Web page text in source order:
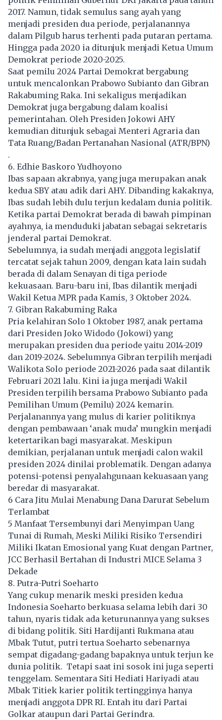
2017. Namun, tidak semulus sang ayah yang
menjadi presiden dua periode, perjalanannya
dalam Pilgub harus terhenti pada putaran pertama.
Hingga pada 2020 ia ditunjuk menjadi Ketua Umum
Demokrat periode 2020-2025.
Saat pemilu 2024 Partai Demokrat bergabung
untuk mencalonkan Prabowo Subianto dan Gibran
Rakabuming Raka. Ini sekaligus menjadikan
Demokrat juga bergabung dalam koalisi
pemerintahan. Oleh Presiden Jokowi AHY
kemudian ditunjuk sebagai Menteri Agraria dan
Tata Ruang/Badan Pertanahan Nasional (ATR/BPN)
.
6. Edhie Baskoro Yudhoyono
Ibas sapaan akrabnya, yang juga merupakan anak
kedua SBY atau adik dari AHY. Dibanding kakaknya,
Ibas sudah lebih dulu terjun kedalam dunia politik.
Ketika partai Demokrat berada di bawah pimpinan
ayahnya, ia menduduki jabatan sebagai sekretaris
jenderal partai Demokrat.
Sebelumnya, ia sudah menjadi anggota legislatif
tercatat sejak tahun 2009, dengan kata lain sudah
berada di dalam Senayan di tiga periode
kekuasaan. Baru-baru ini, Ibas dilantik menjadi
Wakil Ketua MPR pada Kamis, 3 Oktober 2024.
7. Gibran Rakabuming Raka
Pria kelahiran Solo 1 Oktober 1987, anak pertama
dari Presiden Joko Widodo (Jokowi) yang
merupakan presiden dua periode yaitu 2014-2019
dan 2019-2024. Sebelumnya Gibran terpilih menjadi
Walikota Solo periode 2021-2026 pada saat dilantik
Februari 2021 lalu. Kini ia juga menjadi Wakil
Presiden terpilih bersama Prabowo Subianto pada
Pemilihan Umum (Pemilu) 2024 kemarin.
Perjalanannya yang mulus di karier politiknya
dengan pembawaan ‘anak muda’ mungkin menjadi
ketertarikan bagi masyarakat. Meskipun
demikian, perjalanan untuk menjadi calon wakil
presiden 2024 dinilai problematik. Dengan adanya
potensi-potensi penyalahgunaan kekuasaan yang
beredar di masyarakat.
6 Cara Jitu Mulai Menabung Dana Darurat Sebelum
Terlambat
5 Manfaat Tersembunyi dari Menyimpan Uang
Tunai di Rumah, Meski Miliki Risiko Tersendiri
Miliki Ikatan Emosional yang Kuat dengan Partner,
JCC Berhasil Bertahan di Industri MICE Selama 3
Dekade
8. Putra-Putri Soeharto
Yang cukup menarik meski presiden kedua
Indonesia Soeharto berkuasa selama lebih dari 30
tahun, nyaris tidak ada keturunannya yang sukses
di bidang politik. Siti Hardijanti Rukmana atau
Mbak Tutut, putri tertua Soeharto sebenarnya
sempat digadang-gadang bapaknya untuk terjun ke
dunia politik. Tetapi saat ini sosok ini juga seperti
tenggelam. Sementara Siti Hediati Hariyadi atau
Mbak Titiek karier politik tertingginya hanya
menjadi anggota DPR RI. Entah itu dari Partai
Golkar ataupun dari Partai Gerindra.